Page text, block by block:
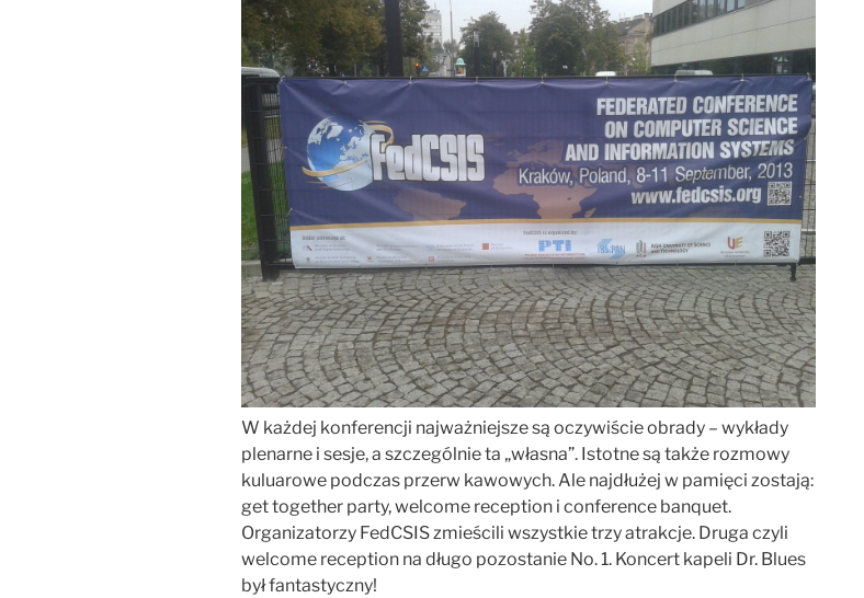
W każdej konferencji najważniejsze są oczywiście obrady – wykłady
plenarne i sesje, a szczególnie ta „własna”. Istotne są także rozmowy
kuluarowe podczas przerw kawowych. Ale najdłużej w pamięci zostają:
get together party, welcome reception i conference banquet.
Organizatorzy FedCSIS zmieścili wszystkie trzy atrakcje. Druga czyli
welcome reception na długo pozostanie No. 1. Koncert kapeli Dr. Blues
był fantastyczny!